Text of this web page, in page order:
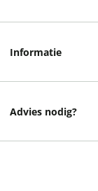
Informatie
Advies nodig?